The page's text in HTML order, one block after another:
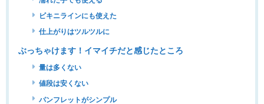
ビキニラインにも使えた
仕上がりはツルツルに
ぶっちゃけます！イマイチだと感じたところ
量は多くない
値段は安くない
パンフレットがシンプル